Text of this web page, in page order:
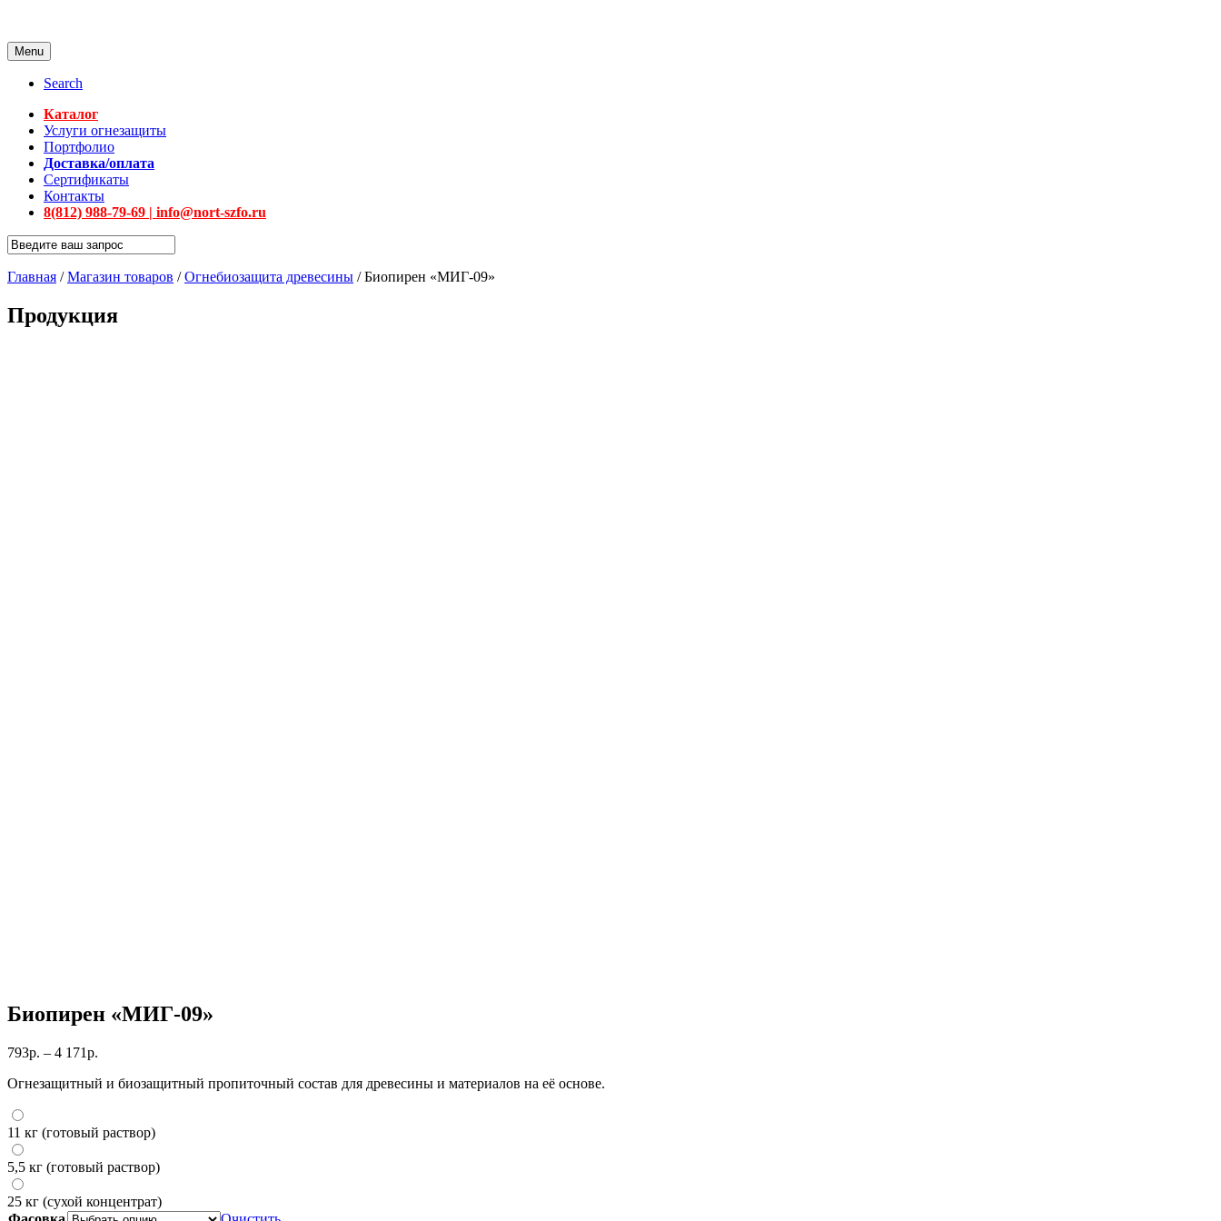
Menu
Search
Каталог
Услуги огнезащиты
Портфолио
Доставка/оплата
Сертификаты
Контакты
8(812) 988-79-69 | info@nort-szfo.ru
Главная / Магазин товаров / Огнебиозащита древесины / Биопирен «МИГ-09»
Продукция
Биопирен «МИГ-09»
793р. – 4 171р.
793р.
171р.
Огнезащитный и биозащитный пропиточный состав для древесины и материалов на её основе.
11 кг (готовый раствор)
5,5 кг (готовый раствор)
25 кг (сухой концентрат)